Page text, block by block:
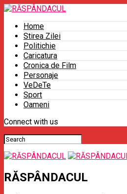
Home
Stirea Zilei
Politichie
Caricatura
Cronica de Film
Personaje
VeDeTe
Sport
Oameni
Connect with us
RĂSPÂNDACUL